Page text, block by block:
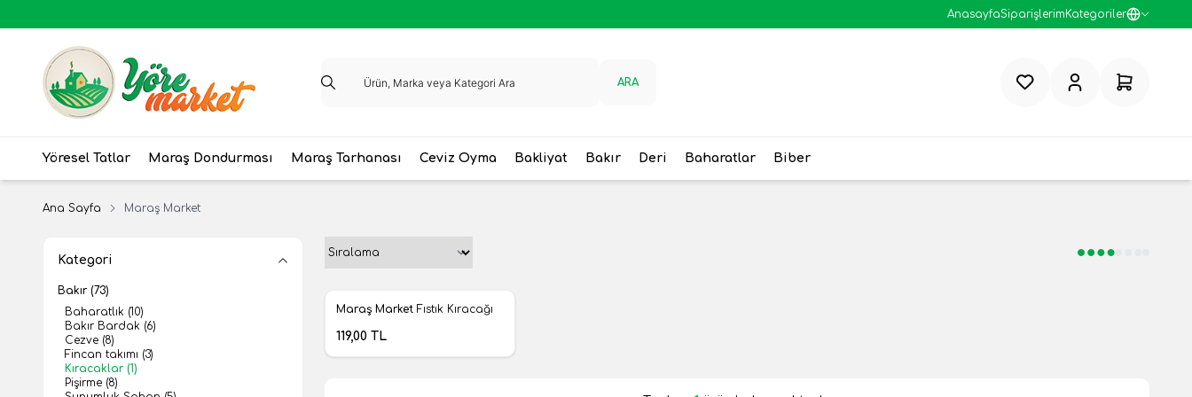
AnasayfaSiparişlerimKategoriler
ARA FavorilerimHesabım Sepetim
Yöresel Tatlar Maraş Dondurması Maraş Tarhanası Ceviz Oyma Bakliyat Bakır Deri Baharatlar Biber
Ana Sayfa Maraş Market
Kategori
Bakır (73)
Baharatlık (10)
Bakır Bardak (6)
Cezve (8)
Fincan takımı (3)
Kıracaklar (1)
Pişirme (8)
Yeni
Maraş Market Fıstık Kıracağı
119,00 TL